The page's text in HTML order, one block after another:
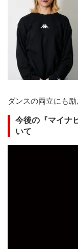
ダンスの両立にも励
今後の『マイナ
いて